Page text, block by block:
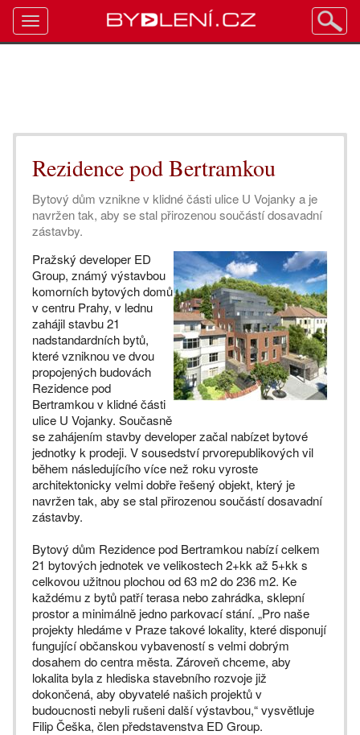
Rezidence pod Bertramkou
Bytový dům vznikne v klidné části ulice U Vojanky a je
navržen tak, aby se stal přirozenou součástí dosavadní
zástavby.
Pražský developer ED
Group, známý výstavbou
komorních bytových domů
v centru Prahy, v lednu
zahájil stavbu 21
nadstandardních bytů,
které vzniknou ve dvou
propojených budovách
Rezidence pod
Bertramkou v klidné části
ulice U Vojanky. Současně
se zahájením stavby developer začal nabízet bytové
jednotky k prodeji. V sousedství prvorepublikových vil
během následujícího více než roku vyroste
architektonicky velmi dobře řešený objekt, který je
navržen tak, aby se stal přirozenou součástí dosavadní
zástavby.
Bytový dům Rezidence pod Bertramkou nabízí celkem
21 bytových jednotek ve velikostech 2+kk až 5+kk s
celkovou užitnou plochou od 63 m2 do 236 m2. Ke
každému z bytů patří terasa nebo zahrádka, sklepní
prostor a minimálně jedno parkovací stání. „Pro naše
projekty hledáme v Praze takové lokality, které disponují
fungující občanskou vybaveností s velmi dobrým
dosahem do centra města. Zároveň chceme, aby
lokalita byla z hlediska stavebního rozvoje již
dokončená, aby obyvatelé našich projektů v
budoucnosti nebyli rušeni další výstavbou,“ vysvětluje
Filip Češka, člen představenstva ED Group.
Toggle
navigation